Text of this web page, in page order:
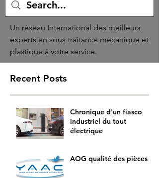
Un réseau International des meilleurs
experts en sous traitance mécanique et
plastique à votre service.
Recent Posts
Chronique d'un fiasco
industriel du tout
électrique
AOG qualité des pièces